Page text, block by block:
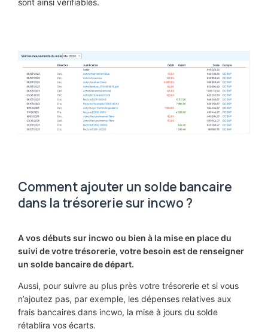
Comment ajouter un solde bancaire
dans la trésorerie sur incwo ?
A vos débuts sur incwo ou bien à la mise en place du
suivi de votre trésorerie, votre besoin est de renseigner
un solde bancaire de départ.
Aussi, pour suivre au plus près votre trésorerie et si vous
n’ajoutez pas, par exemple, les dépenses relatives aux
frais bancaires dans incwo, la mise à jours du solde
rétablira vos écarts.